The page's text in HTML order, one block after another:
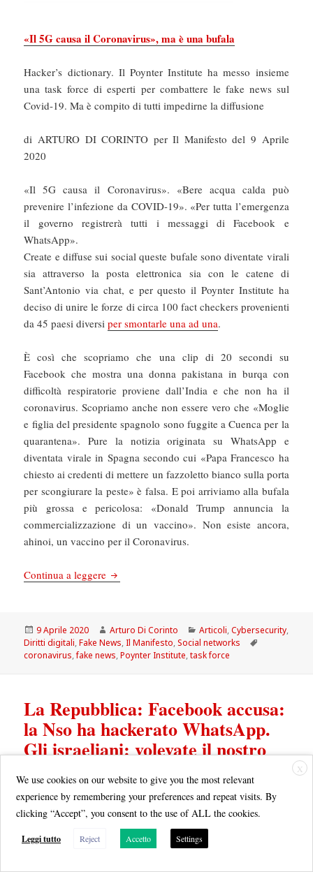
«Il 5G causa il Coronavirus», ma è una bufala
Hacker’s dictionary. Il Poynter Institute ha messo insieme
una task force di esperti per combattere le fake news sul
Covid-19. Ma è compito di tutti impedirne la diffusione
di ARTURO DI CORINTO per Il Manifesto del 9 Aprile
2020
«Il 5G causa il Coronavirus». «Bere acqua calda può
prevenire l’infezione da COVID-19». «Per tutta l’emergenza
il governo registrerà tutti i messaggi di Facebook e
WhatsApp».
Create e diffuse sui social queste bufale sono diventate virali
sia attraverso la posta elettronica sia con le catene di
Sant’Antonio via chat, e per questo il Poynter Institute ha
deciso di unire le forze di circa 100 fact checkers provenienti
da 45 paesi diversiper smontarle una ad una.
È così che scopriamo che una clip di 20 secondi su
Facebook che mostra una donna pakistana in burqa con
difficoltà respiratorie proviene dall’India e che non ha il
coronavirus. Scopriamo anche non essere vero che «Moglie
e figlia del presidente spagnolo sono fuggite a Cuenca per la
quarantena». Pure la notizia originata su WhatsApp e
diventata virale in Spagna secondo cui «Papa Francesco ha
chiesto ai credenti di mettere un fazzoletto bianco sulla porta
per scongiurare la peste» è falsa. E poi arriviamo alla bufala
più grossa e pericolosa: «Donald Trump annuncia la
commercializzazione di un vaccino». Non esiste ancora,
ahinoi, un vaccino per il Coronavirus.
Continua a leggere Il Manifesto: «Il 5G causa il Coronavirus»,
Scritto
il
9 Aprile 2020 Autore
Arturo Di Corinto Categorie
Articoli,Cybersecurity,
Diritti digitali,Fake News,Il Manifesto,Social networks
coronavirus,fake news,Poynter Institute,task force
La Repubblica: Facebook accusa:
la Nso ha hackerato WhatsApp.
Gli israeliani: volevate il nostro
software per spiare gli utenti X
We use cookies on our website to give you the most relevant
experience by remembering your preferences and repeat visits. By
clicking “Accept”, you consent to the use of ALL the cookies.
Leggi tutto Reject Accetto Settings